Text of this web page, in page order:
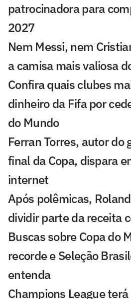
patrocinadora para
2027
Nem Messi, nem
a camisa mais valiosa
Confira quais clubes
dinheiro da Fifa por
do Mundo
Ferran Torres, autor do
final da Copa, dispara
internet
Após polêmicas,
dividir parte da receita
Buscas sobre Copa do
recorde e Seleção
entenda
Champions League